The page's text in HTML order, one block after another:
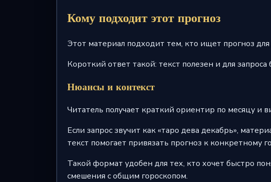
Кому подходит этот прогноз
Этот материал подходит тем, кто ищет прогноз
Короткий ответ такой: текст полезен и для запроса
Нюансы и контекст
Читатель получает краткий ориентир по месяцу и
Если запрос звучит как «таро дева декабрь»,
текст помогает привязать прогноз к конкретному
Такой формат удобен для тех, кто хочет быстро
смешения с общим гороскопом.